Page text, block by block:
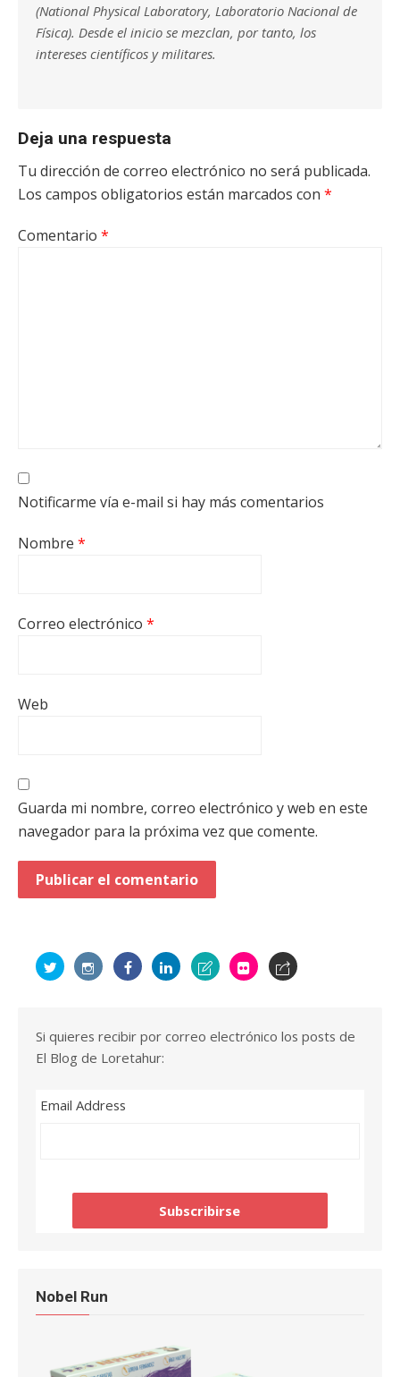
(National Physical Laboratory, Laboratorio Nacional de
Física). Desde el inicio se mezclan, por tanto, los
intereses científicos y militares.
Deja una respuesta
Tu dirección de correo electrónico no será publicada.
Los campos obligatorios están marcados con *
Comentario *
Notificarme vía e-mail si hay más comentarios
Nombre *
Correo electrónico *
Web
Guarda mi nombre, correo electrónico y web en este
navegador para la próxima vez que comente.
Si quieres recibir por correo electrónico los posts de
El Blog de Loretahur:
Email Address
Nobel Run